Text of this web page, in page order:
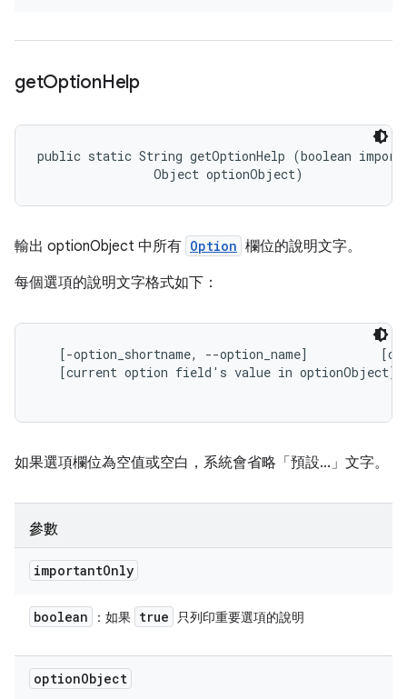
getOptionHelp
public static String getOptionHelp (boolean
                Object optionObject)
輸出 optionObject 中所有 Option 欄位的說明文字。
每個選項的說明文字格式如下：
[-option_shortname, --option_name]
   [current option field's value in optionObject]
如果選項欄位為空值或空白，系統會省略「預設...」文字。
參數
importantOnly
boolean ：如果 true 只列印重要選項的說明
optionObject